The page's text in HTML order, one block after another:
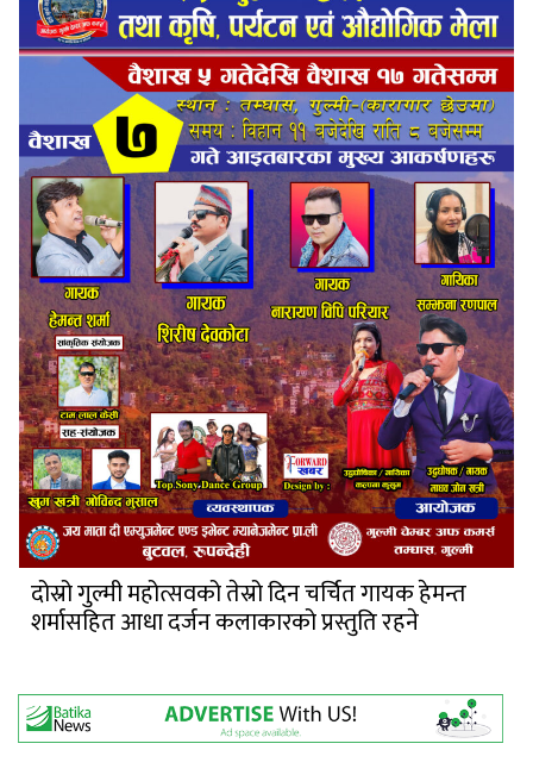
दोस्रो गुल्मी महोत्सवको तेस्रो दिन चर्चित गायक हेमन्त
शर्मासहित आधा दर्जन कलाकारको प्रस्तुति रहने